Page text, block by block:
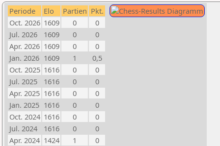
Periode Elo Partien Pkt.
Oct. 2026 1609 0
0
Jul. 2026
1609 0
0
Apr. 2026 1609 0
0
Jan. 2026 1609 1
0,5
Oct. 2025 1616 0
0
Jul. 2025
1616 0
0
Apr. 2025 1616 0
0
Jan. 2025 1616 0
0
Oct. 2024 1616 0
0
Jul. 2024
1616 0
0
Apr. 2024 1424 1
0